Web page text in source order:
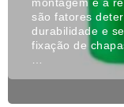
são fatores
durabilidade e
fixação de